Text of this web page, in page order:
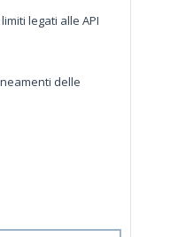
legati alle API
delle